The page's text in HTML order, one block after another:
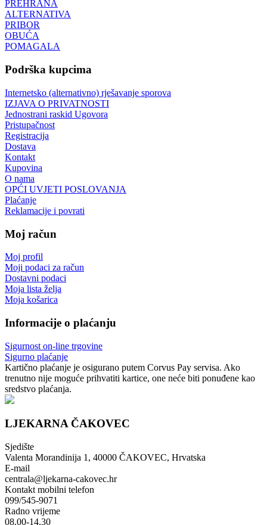
PREHRANA
ALTERNATIVA
PRIBOR
OBUĆA
POMAGALA
Podrška kupcima
Internetsko (alternativno) rješavanje sporova
IZJAVA O PRIVATNOSTI
Jednostrani raskid Ugovora
Pristupačnost
Registracija
Dostava
Kontakt
Kupovina
O nama
OPĆI UVJETI POSLOVANJA
Plaćanje
Reklamacije i povrati
Moj račun
Moj profil
Moji podaci za račun
Dostavni podaci
Moja lista želja
Moja košarica
Informacije o plaćanju
Sigurnost on-line trgovine
Sigurno plaćanje
Kartično plaćanje je osigurano putem Corvus Pay servisa. Ako
trenutno nije moguće prihvatiti kartice, one neće biti ponuđene kao
sredstvo plaćanja.
LJEKARNA ČAKOVEC
Sjedište
Valenta Morandinija 1, 40000 ČAKOVEC, Hrvatska
E-mail
centrala@ljekarna-cakovec.hr
Kontakt mobilni telefon
099/545-9071
Radno vrijeme
08.00-14.30